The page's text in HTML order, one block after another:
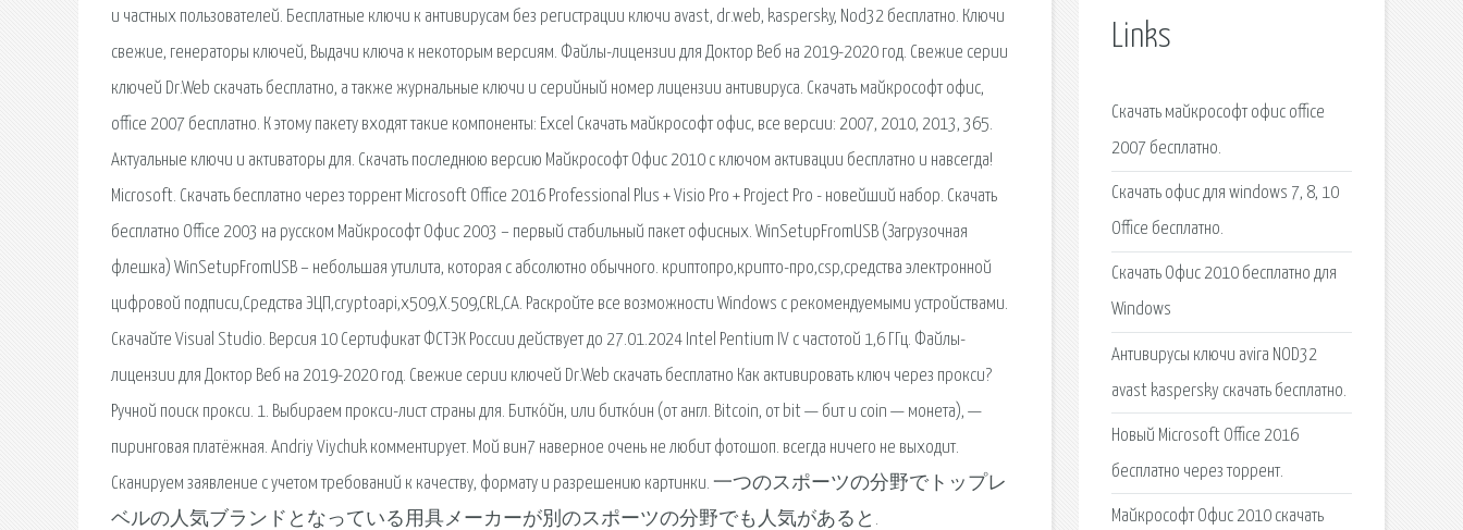
и частных пользователей. Бесплатные ключи к антивирусам без регистрации ключи avast, dr.web, kaspersky, Nod32 бесплатно. Ключи
свежие, генераторы ключей, Выдачи ключа к некоторым версиям. Файлы-лицензии для Доктор Веб на 2019-2020 год. Свежие серии
ключей Dr.Web скачать бесплатно, а также журнальные ключи и серийный номер лицензии антивируса. Скачать майкрософт офис,
office 2007 бесплатно. К этому пакету входят такие компоненты: Excel Скачать майкрософт офис, все версии: 2007, 2010, 2013, 365.
Актуальные ключи и активаторы для. Скачать последнюю версию Майкрософт Офис 2010 с ключом активации бесплатно и навсегда!
Microsoft. Скачать бесплатно через торрент Microsoft Office 2016 Professional Plus + Visio Pro + Project Pro - новейший набор. Скачать
бесплатно Office 2003 на русском Майкрософт Офис 2003 – первый стабильный пакет офисных. WinSetupFromUSB (Загрузочная
флешка) WinSetupFromUSB – небольшая утилита, которая с абсолютно обычного. криптопро,крипто-про,csp,средства электронной
цифровой подписи,Средства ЭЦП,cryptoapi,x509,X.509,CRL,CA. Раскройте все возможности Windows с рекомендуемыми устройствами.
Скачайте Visual Studio. Версия 10 Сертификат ФСТЭК России действует до 27.01.2024 Intel Pentium IV с частотой 1,6 ГГц. Файлы-
лицензии для Доктор Веб на 2019-2020 год. Свежие серии ключей Dr.Web скачать бесплатно Как активировать ключ через прокси?
Ручной поиск прокси. 1. Выбираем прокси-лист страны для. Битко́йн, или битко́ин (от англ. Bitcoin, от bit — бит и coin — монета), —
пиринговая платёжная. Andriy Viychuk комментирует. Мой вин7 наверное очень не любит фотошоп. всегда ничего не выходит.
Сканируем заявление с учетом требований к качеству, формату и разрешению картинки. 一つのスポーツの分野でトップレ
ベルの人気ブランドとなっている用具メーカーが別のスポーツの分野でも人気があると.
Links
Скачать майкрософт офис office
2007 бесплатно.
Скачать офис для windows 7, 8, 10
Office бесплатно.
Скачать Офис 2010 бесплатно для
Windows
Антивирусы ключи avira NOD32
avast kaspersky скачать бесплатно.
Новый Microsoft Office 2016
бесплатно через торрент.
Майкрософт Офис 2010 скачать